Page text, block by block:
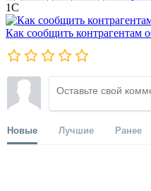
1С
Как сообщить контрагентам
Новые Лучшие Ранее